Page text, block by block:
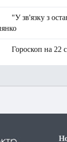
"У зв'язку з
Гороскоп на 22